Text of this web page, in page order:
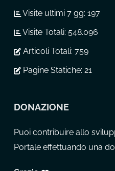
Visite ultimi 7 gg: 197
Visite Totali: 548.096
Articoli Totali: 759
Pagine Statiche: 21
DONAZIONE
Puoi contribuire allo
Portale effettuando una